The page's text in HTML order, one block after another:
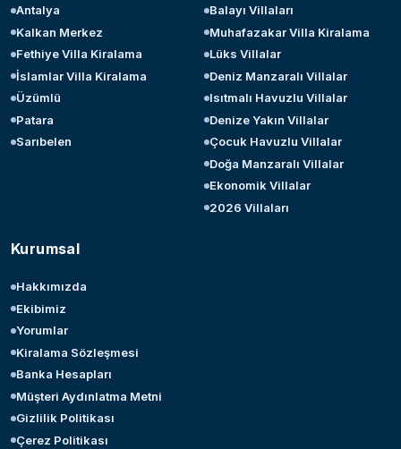
Antalya
Kalkan Merkez
Fethiye Villa Kiralama
İslamlar Villa Kiralama
Üzümlü
Patara
Sarıbelen
Balayı Villaları
Muhafazakar Villa Kiralama
Lüks Villalar
Deniz Manzaralı Villalar
Isıtmalı Havuzlu Villalar
Denize Yakın Villalar
Çocuk Havuzlu Villalar
Doğa Manzaralı Villalar
Ekonomik Villalar
2026 Villaları
Kurumsal
Hakkımızda
Ekibimiz
Yorumlar
Kiralama Sözleşmesi
Banka Hesapları
Müşteri Aydınlatma Metni
Gizlilik Politikası
Çerez Politikası